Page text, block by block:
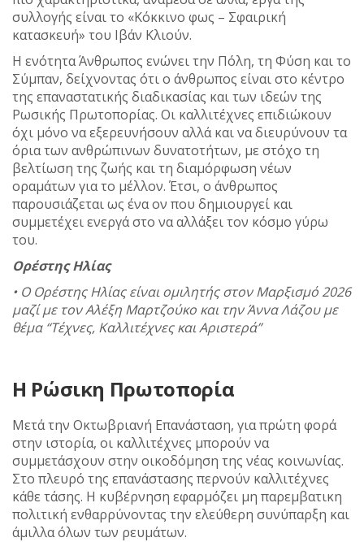
συλλογής είναι το «Κόκκινο φως – Σφαιρική
κατασκευή» του Ιβάν Κλιούν.
Η ενότητα Άνθρωπος ενώνει την Πόλη, τη Φύση και το
Σύμπαν, δείχνοντας ότι ο άνθρωπος είναι στο κέντρο
της επαναστατικής διαδικασίας και των ιδεών της
Ρωσικής Πρωτοπορίας. Οι καλλιτέχνες επιδιώκουν
όχι μόνο να εξερευνήσουν αλλά και να διευρύνουν τα
όρια των ανθρώπινων δυνατοτήτων, με στόχο τη
βελτίωση της ζωής και τη διαμόρφωση νέων
οραμάτων για το μέλλον. Έτσι, ο άνθρωπος
παρουσιάζεται ως ένα ον που δημιουργεί και
συμμετέχει ενεργά στο να αλλάξει τον κόσμο γύρω
του.
Ορέστης Ηλίας
• Ο Ορέστης Ηλίας είναι ομιλητής στον Μαρξισμό 2026
μαζί με τον Αλέξη Μαρτζούκο και την Άννα Λάζου με
θέμα “Τέχνες, Καλλιτέχνες και Αριστερά”
Η Ρώσικη Πρωτοπορία
Μετά την Οκτωβριανή Επανάσταση, για πρώτη φορά
στην ιστορία, οι καλλιτέχνες μπορούν να
συμμετάσχουν στην οικοδόμηση της νέας κοινωνίας.
Στο πλευρό της επανάστασης περνούν καλλιτέχνες
κάθε τάσης. Η κυβέρνηση εφαρμόζει μη παρεμβατικη
πολιτική ενθαρρύνοντας την ελεύθερη συνύπαρξη και
άμιλλα όλων των ρευμάτων.